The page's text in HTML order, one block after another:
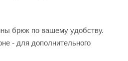
брюк по вашему удобству.
- для дополнительного